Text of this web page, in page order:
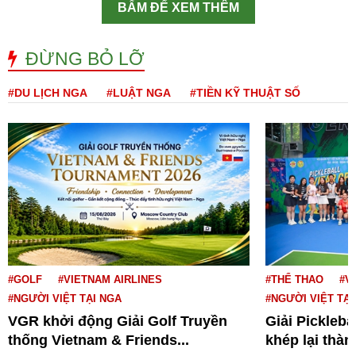
BẤM ĐỂ XEM THÊM
ĐỪNG BỎ LỠ
#DU LỊCH NGA #LUẬT NGA #TIỀN KỸ THUẬT SỐ
#GOLF
#VIETNAM AIRLINES
#NGƯỜI VIỆT TẠI NGA
VGR khởi động Giải Golf Truyền
thống Vietnam & Friends...
#THỂ THAO
#NGƯỜI VIỆT TẠI
Giải
khép lại